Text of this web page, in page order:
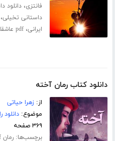
فانتزی،دانلود
داستانی تخیلی
ایرانی،pdf عاشقانه
دانلود کتاب رمان آخته
از:زهرا حیاتی
موضوع:دانلود
۳۶۹ صفحه
برچسب‌ها:رمان pdf